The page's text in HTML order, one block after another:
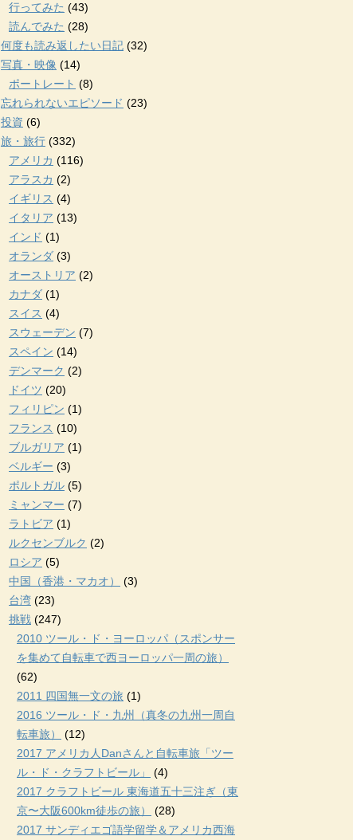
行ってみた (43)
読んでみた (28)
何度も読み返したい日記 (32)
写真・映像 (14)
ポートレート (8)
忘れられないエピソード (23)
投資 (6)
旅・旅行 (332)
アメリカ (116)
アラスカ (2)
イギリス (4)
イタリア (13)
インド (1)
オランダ (3)
オーストリア (2)
カナダ (1)
スイス (4)
スウェーデン (7)
スペイン (14)
デンマーク (2)
ドイツ (20)
フィリピン (1)
フランス (10)
ブルガリア (1)
ベルギー (3)
ポルトガル (5)
ミャンマー (7)
ラトビア (1)
ルクセンブルク (2)
ロシア (5)
中国（香港・マカオ）
(3)
台湾 (23)
挑戦 (247)
2010 ツール・ド・ヨーロッパ（スポンサー
を集めて自転車で西ヨーロッパ一周の旅）
(62)
2011 四国無一文の旅 (1)
2016 ツール・ド・九州（真冬の九州一周自
転車旅）
(12)
2017 アメリカ人Danさんと自転車旅「ツー
ル・ド・クラフトビール」
(4)
2017 クラフトビール 東海道五十三注ぎ（東
京〜大阪600km徒歩の旅）
(28)
2017 サンディエゴ語学留学＆アメリカ西海